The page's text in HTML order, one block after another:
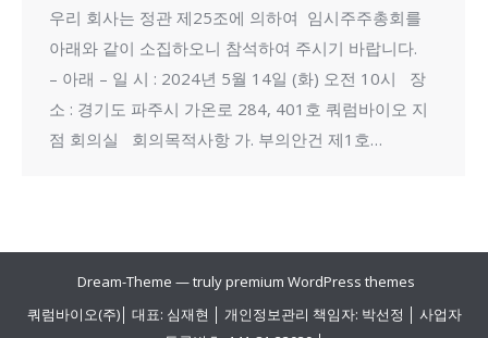
우리 회사는 정관 제25조에 의하여 임시주주총회를
아래와 같이 소집하오니 참석하여 주시기 바랍니다.
– 아래 – 일 시 : 2024년 5월 14일 (화) 오전 10시 장
소 : 경기도 파주시 가온로 284, 401호 쿼럼바이오 지
점 회의실 회의목적사항 가. 부의안건 제1호…
Dream-Theme — trulypremium WordPress themes
쿼럼바이오(주)│ 대표: 심재현 │ 개인정보관리 책임자: 박선정 │ 사업자